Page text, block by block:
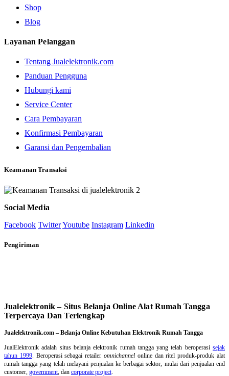
Shop
Blog
Layanan Pelanggan
Tentang Jualelektronik.com
Panduan Pengguna
Hubungi kami
Service Center
Cara Pembayaran
Konfirmasi Pembayaran
Garansi dan Pengembalian
Keamanan Transaksi
Social Media
Facebook TwitterYoutube Instagram Linkedin
Pengiriman
Jualelektronik – Situs Belanja Online Alat Rumah Tangga
Terpercaya Dan Terlengkap
Jualelektronik.com – Belanja Online Kebutuhan Elektronik Rumah Tangga
JualElektronik adalah situs belanja elektronik rumah tanggayang telah beroperasisejak
tahun 1999. Beroperasi sebagai retaileromnichannel online dan ritel produk-produk alat
rumah tangga yang telah melayani penjualan ke berbagai sektor, mulai dari penjualan end
customer, government, dan corporate project.